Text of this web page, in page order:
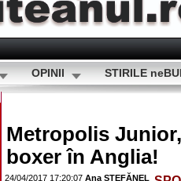
OPINII STIRILE
Metropolis
boxer în Anglia!
24/04/2017 17:20:07 Ana ȘTEFĂNEL